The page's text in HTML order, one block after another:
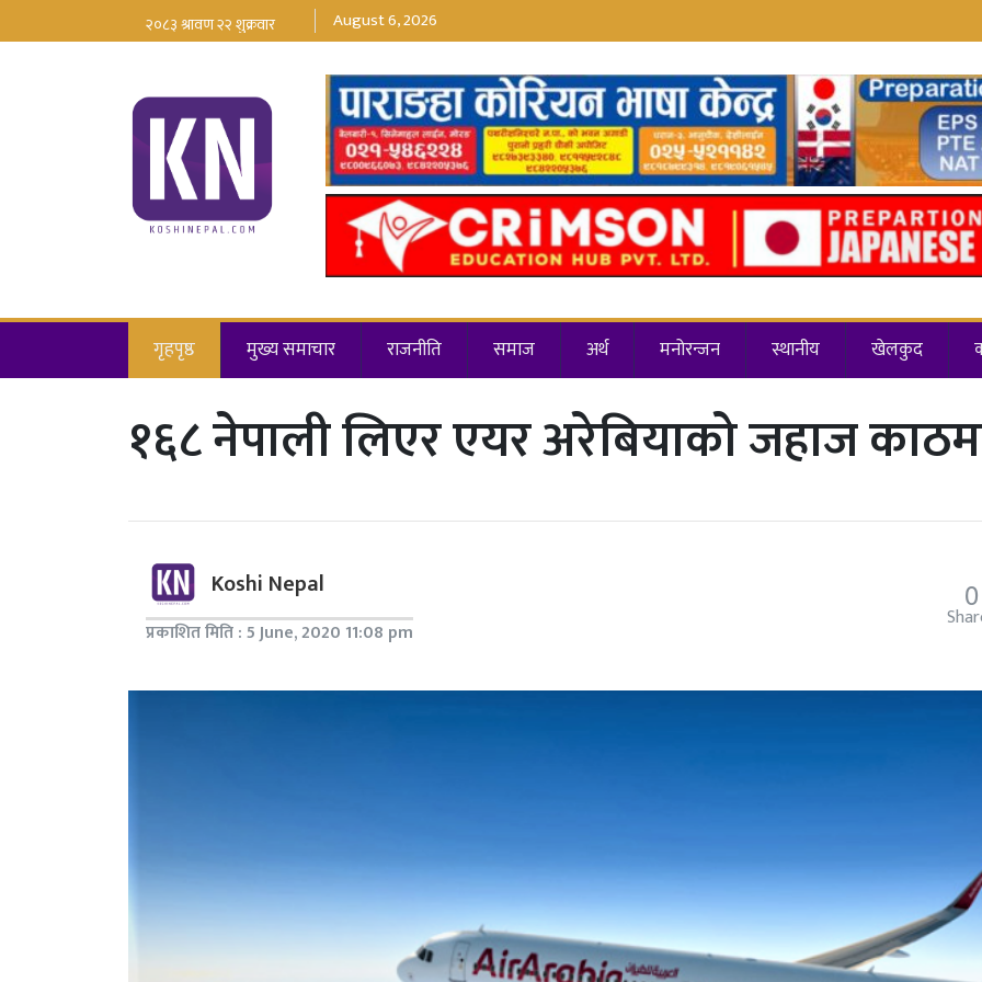
August 6, 2026
गृहपृष्ठ मुख्य समाचार राजनीति समाज अर्थ मनोरन्जन स्थानीय खेलकुद
१६८ नेपाली लिएर एयर अरेबियाको जहाज
Koshi Nepal
प्रकाशित मिति : 5 June, 2020 11:08 pm
0